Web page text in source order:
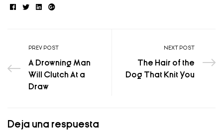
Facebook
TwitterLinkedin
Google+
PREV POST
A Drowning Man
Will Clutch At a
Draw
NEXT POST
The Hair of the
Dog That Knit You
Deja una respuesta